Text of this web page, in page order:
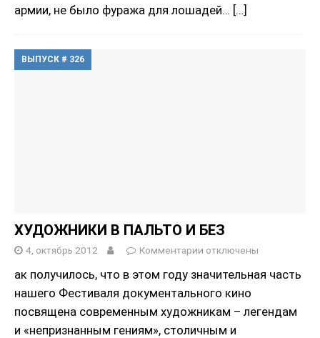
армии, не было фуража для лошадей… […]
ВЫПУСК # 326
ХУДОЖНИКИ В ПАЛЬТО И БЕЗ
4, октябрь 2012 Комментарии отключены
ак получилось, что в этом году значительная часть
нашего Фестиваля документального кино
посвящена современным художникам – легендам
и «непризнанным гениям», столичным и